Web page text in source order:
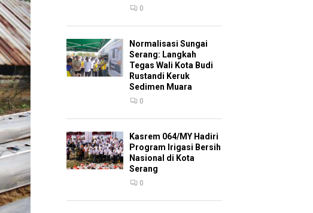
0
Normalisasi Sungai
Serang: Langkah
Tegas Wali Kota Budi
Rustandi Keruk
Sedimen Muara
0
Kasrem 064/MY Hadiri
Program Irigasi Bersih
Nasional di Kota
Serang
0